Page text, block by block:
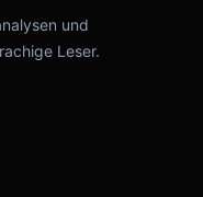
und
Leser.